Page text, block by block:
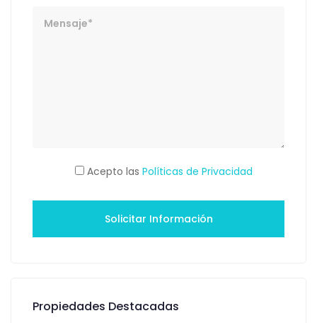
Acepto las Políticas de Privacidad
Propiedades Destacadas